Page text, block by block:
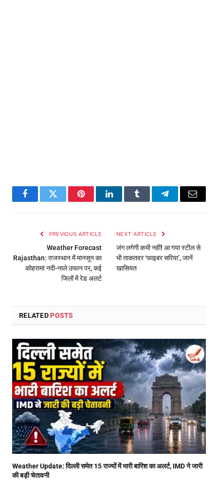
FacebookTwitter PinterestLinkedInTumblr TelegramEmail
PREVIOUS ARTICLE
Weather Forecast
Rajasthan: राजस्थान में मानसून का
कोहराम! नदी-नाले उफान पर, कई
जिलों में रेड अलर्ट
NEXT ARTICLE
जंग लगेगी कभी नहीं! आ गया स्टील से
भी ताकतवर ‘फाइबर सरिया’, जानें
खासियत
RELATED POSTS
Weather Update: दिल्ली समेत 15 राज्यों में भारी बारिश का अलर्ट, IMD ने जारी
की बड़ी चेतावनी